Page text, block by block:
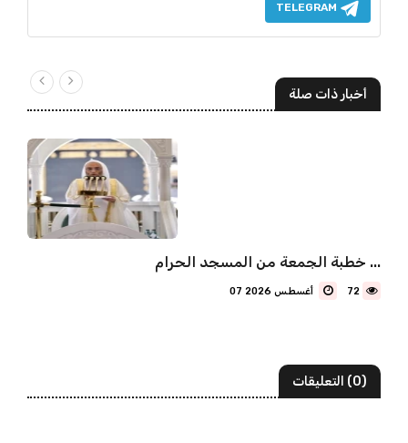
TELEGRAM
أخبار ذات صلة
خطبة الجمعة من المسجد الحرام ...
72
(0) التعليقات